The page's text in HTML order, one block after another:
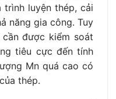
luyện thép, cải
năng gia công. Tuy
được kiểm soát
tiêu cực đến tính
Mn quá cao có
thép.